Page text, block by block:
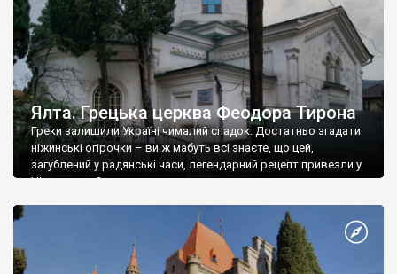
Ялта. Грецька церква Феодора Тирона
Греки залишили Україні чималий спадок. Достатньо згадати
ніжинські огірочки – ви ж мабуть всі знаєте, що цей,
загублений у радянські часи, легендарний рецепт привезли у
Ніжин греки?